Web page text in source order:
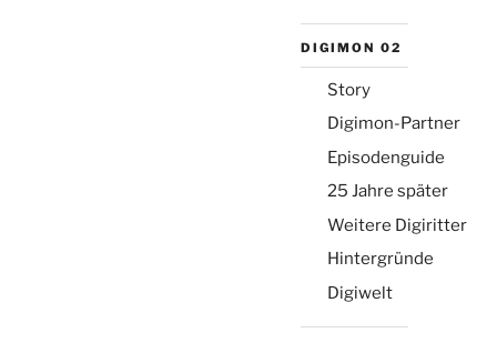
DIGIMON 02
Story
Digimon-Partner
Episodenguide
25 Jahre später
Weitere Digiritter
Hintergründe
Digiwelt